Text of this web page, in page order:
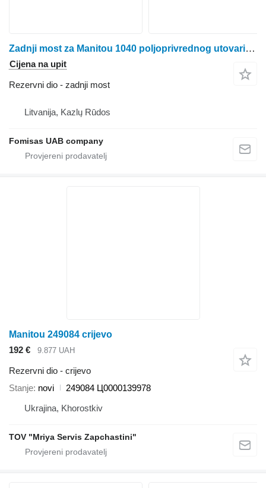
Zadnji most za Manitou 1040 poljoprivrednog utovarivača
Cijena na upit
Rezervni dio - zadnji most
Litvanija, Kazlų Rūdos
Fomisas UAB company
Manitou 249084 crijevo
192 €
9.877 UAH
Rezervni dio - crijevo
Stanje novi
249084 Ц0000139978
Ukrajina, Khorostkiv
TOV "Mriya Servis Zapchastini"